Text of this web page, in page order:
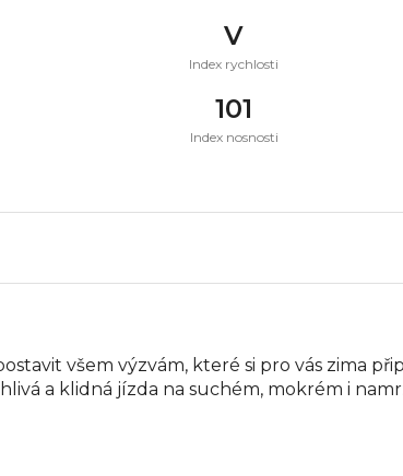
V
Index rychlosti
101
Index nosnosti
všem výzvám, které si pro vás zima
a klidná jízda na suchém, mokrém i